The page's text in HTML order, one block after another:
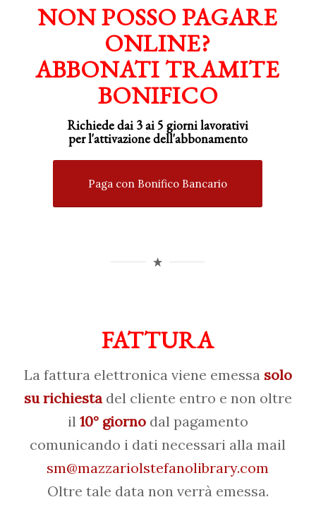
NON POSSO PAGARE
ONLINE?
ABBONATI TRAMITE
BONIFICO
Richiede dai 3 ai 5 giorni lavorativi
perl'attivazionedell'abbonamento
Paga con Bonifico Bancario
FATTURA
La fattura elettronica viene emessasolo
su richiestadel cliente entro e non oltre
il 10° giornodal pagamento
comunicando i dati necessari alla mail
sm@mazzariolstefanolibrary.com
Oltre tale data non verrà emessa.